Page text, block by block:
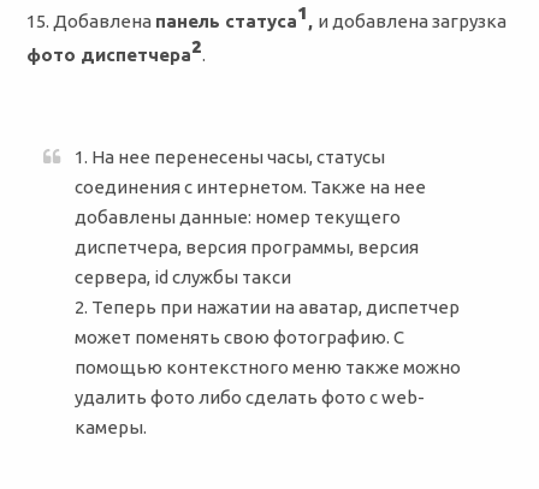
15. Добавлена панель статуса¹, и добавлена загрузка
фото диспетчера².
1. На нее перенесены часы, статусы
соединения с интернетом. Также на нее
добавлены данные: номер текущего
диспетчера, версия программы, версия
сервера, id службы такси
2. Теперь при нажатии на аватар, диспетчер
может поменять свою фотографию. С
помощью контекстного меню также можно
удалить фото либо сделать фото с web-
камеры.